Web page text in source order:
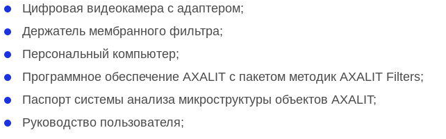
Цифровая видеокамера с адаптером;
Держатель мембранного фильтра;
Персональный компьютер;
Программное обеспечение AXALIT с пакетом методик AXALIT Filters;
Паспорт системы анализа микроструктуры объектов AXALIT;
Руководство пользователя;